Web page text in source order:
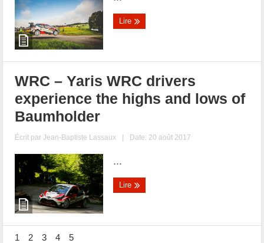
Lire
WRC – Yaris WRC drivers
experience the highs and lows of
Baumholder
Écrit parJean-Baptiste Lassaux | Date: 20 août 2017
...
Lire
1 2 3 4 5